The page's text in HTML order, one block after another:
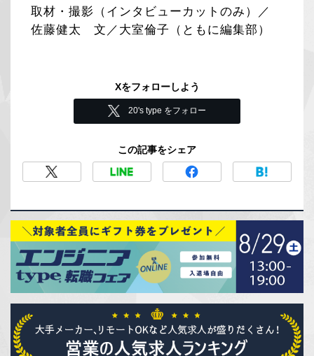
取材・撮影（インタビューカットのみ）／
佐藤健太 文／大室倫子（ともに編集部）
Xをフォローしよう
20's type をフォロー
この記事をシェア